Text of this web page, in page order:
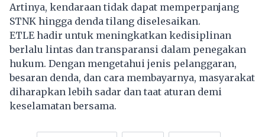
Artinya, kendaraan tidak dapat memperpanjang
STNK hingga denda tilang diselesaikan.
ETLE hadir untuk meningkatkan kedisiplinan
berlalu lintas dan transparansi dalam penegakan
hukum. Dengan mengetahui jenis pelanggaran,
besaran denda, dan cara membayarnya, masyarakat
diharapkan lebih sadar dan taat aturan demi
keselamatan bersama.